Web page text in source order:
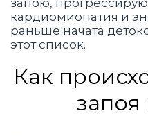
запою,
кардиомиопатия и
раньше начата
этот список.
Как